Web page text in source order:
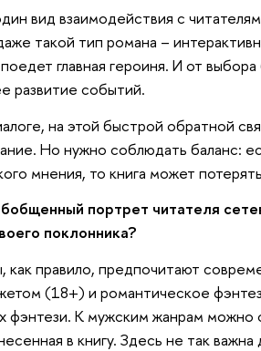
вид взаимодействия с
такой тип романа –
главная героиня. И от
развитие событий.
на этой быстрой обратной
Но нужно соблюдать баланс:
мнения, то книга может
портрет читателя
поклонника?
правило, предпочитают
(18+) и романтическое
фэнтези. К мужским жанрам
в книгу. Здесь не так